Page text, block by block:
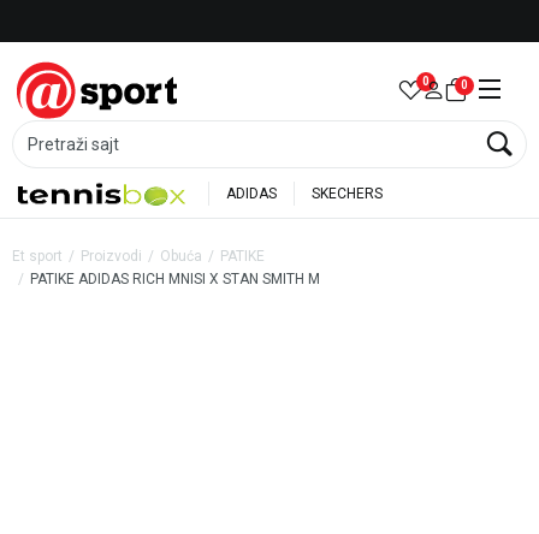
Pretraži sajt
0 0
ADIDAS SKECHERS
Et sport Proizvodi Obuća
PATIKE
PATIKE ADIDAS RICH MNISI X STAN SMITH M